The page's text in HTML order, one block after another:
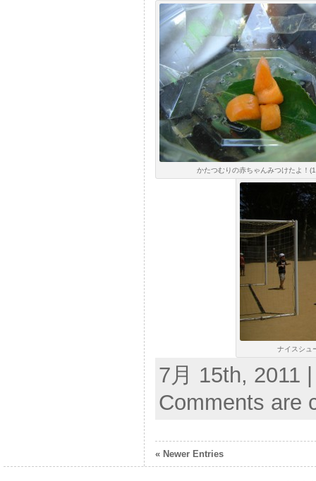
かたつむりの赤ちゃんみつけたよ！
ナイスシュ
7月 15th, 2011
Comments are
« Newer Entries